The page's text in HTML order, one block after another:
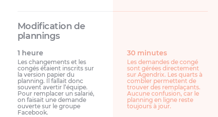
1 heure
Les changements et les
congés étaient inscrits sur
la version papier du
planning. Il fallait donc
souvent avertir l’équipe.
Pour remplacer un salarié,
on faisait une demande
ouverte sur le groupe
Facebook.
30 minutes
Les demandes de congé
sont gérées directement
sur Agendrix. Les quarts à
combler permettent de
trouver des remplaçants.
Aucune confusion, car le
planning en ligne reste
toujours à jour.